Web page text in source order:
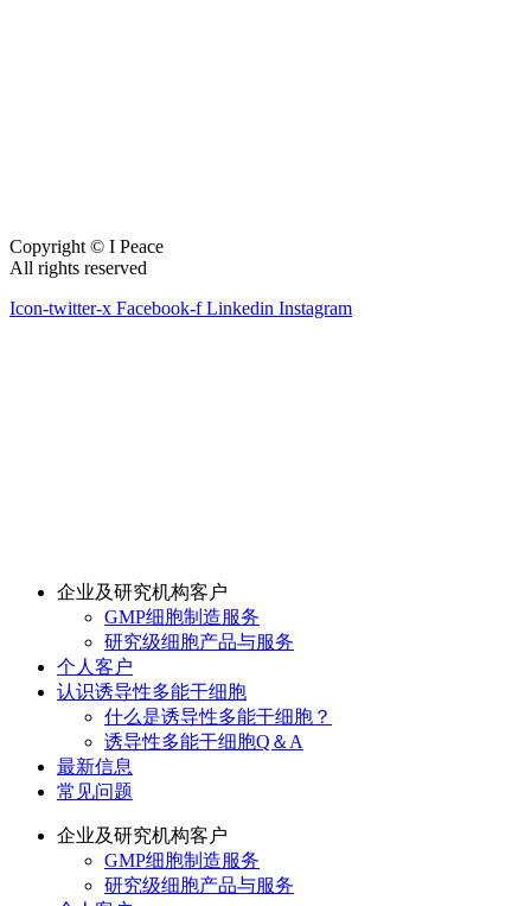
Copyright © I Peace
All rights reserved
Icon-twitter-x Facebook-f Linkedin Instagram
企业及研究机构客户
GMP细胞制造服务
研究级细胞产品与服务
个人客户
认识诱导性多能干细胞
什么是诱导性多能干细胞？
诱导性多能干细胞Q＆A
最新信息
常见问题
企业及研究机构客户
GMP细胞制造服务
研究级细胞产品与服务